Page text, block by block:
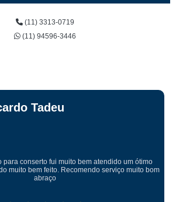
(11) 3313-0719
(11) 94596-3446
Tadeu
para conserto fui muito bem atendido um ótimo
muito bem feito. Recomendo serviço muito bom
abraço